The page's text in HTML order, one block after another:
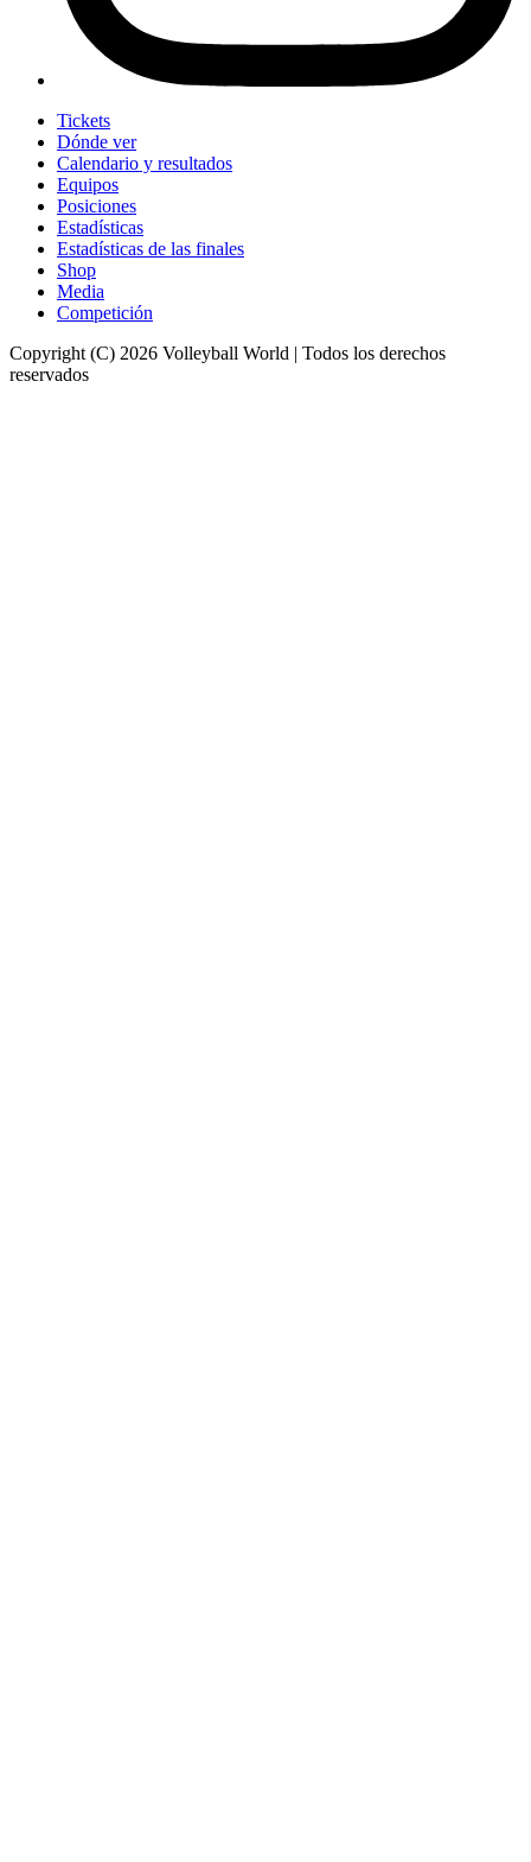
Tickets
Dónde ver
Calendario y resultados
Equipos
Posiciones
Estadísticas
Estadísticas de las finales
Shop
Media
Competición
Copyright (C) 2026 Volleyball World | Todos los derechos
reservados